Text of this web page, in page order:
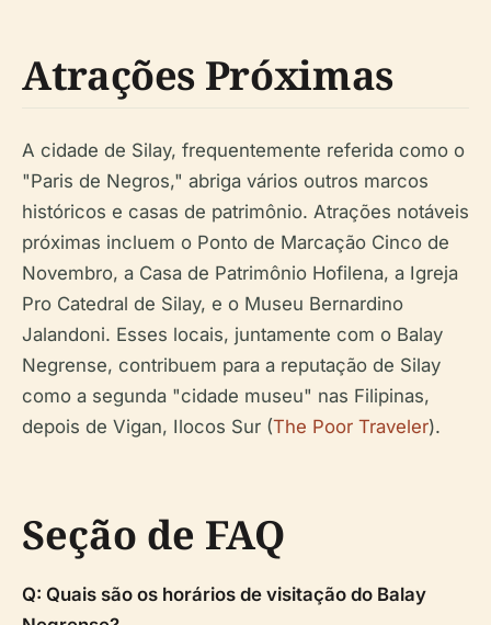
Atrações Próximas
A cidade de Silay, frequentemente referida como o
"Paris de Negros," abriga vários outros marcos
históricos e casas de patrimônio. Atrações notáveis
próximas incluem o Ponto de Marcação Cinco de
Novembro, a Casa de Patrimônio Hofilena, a Igreja
Pro Catedral de Silay, e o Museu Bernardino
Jalandoni. Esses locais, juntamente com o Balay
Negrense, contribuem para a reputação de Silay
como a segunda "cidade museu" nas Filipinas,
depois de Vigan, Ilocos Sur (The Poor Traveler).
Seção de FAQ
Q: Quais são os horários de visitação do Balay